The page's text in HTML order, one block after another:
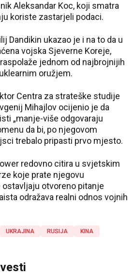
Aleksandar Koc, koji smatra
koriste zastarjeli podaci.
Dandikin ukazao je i na to da u
vojska Sjeverne Koreje,
jednom od najbrojnijih
oružjem.
Centra za strateške studije
Mihajlov ocijenio je da
„manje-više odgovaraju
da bi, po njegovom
trebalo pripasti prvo mjesto.
redovno citira u svjetskim
koje prate njegovu
otvoreno pitanje
odražava realni odnos vojnih
UKRAJINA RUSIJA KINA